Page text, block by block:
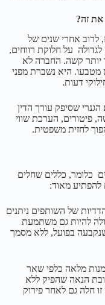
את זה?
לרוב אחרי שנים של
על חלוקת רווחים,
יותר קשה. החברה לא
מטבעו. היא נשברת מפני
דעות.
שסיפק עורך הדין
פיטורים, הערכת שווי
לחזית משפטית.
כלומר, כללים שחלים
להפתיע מאוד:
ההדדיות של השותפים ניתנים
להיות גם משתמעת
בפועל, ללא מסמך
מלאה כלפי שאר
הנאה שהפיק ללא
חלה גם לאחר פירוק